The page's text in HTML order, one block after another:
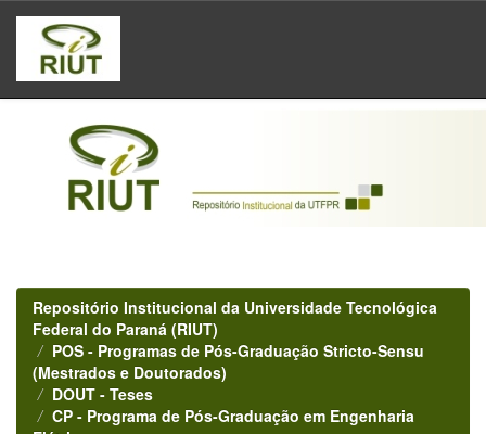
Skip
navigation
Repositório Institucional da Universidade Tecnológica
Federal do Paraná (RIUT)
POS - Programas de Pós-Graduação Stricto-Sensu
(Mestrados e Doutorados)
DOUT - Teses
CP - Programa de Pós-Graduação em Engenharia